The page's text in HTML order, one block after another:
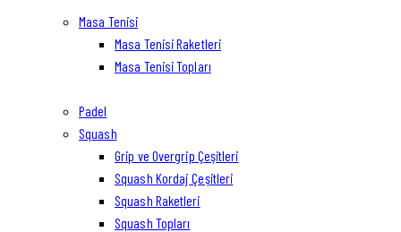
Masa Tenisi
Masa Tenisi Raketleri
Masa Tenisi Topları
Padel
Squash
Grip ve Overgrip Çeşitleri
Squash Kordaj Çeşitleri
Squash Raketleri
Squash Topları